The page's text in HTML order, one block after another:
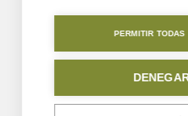
necesarias, desde
búsqueda de
jurídica para tu
PERMITIR